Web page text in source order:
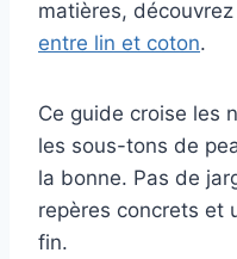
matières,
entre lin et coton.
Ce guide croise les
les sous-tons de
la bonne. Pas de
repères concrets et
fin.